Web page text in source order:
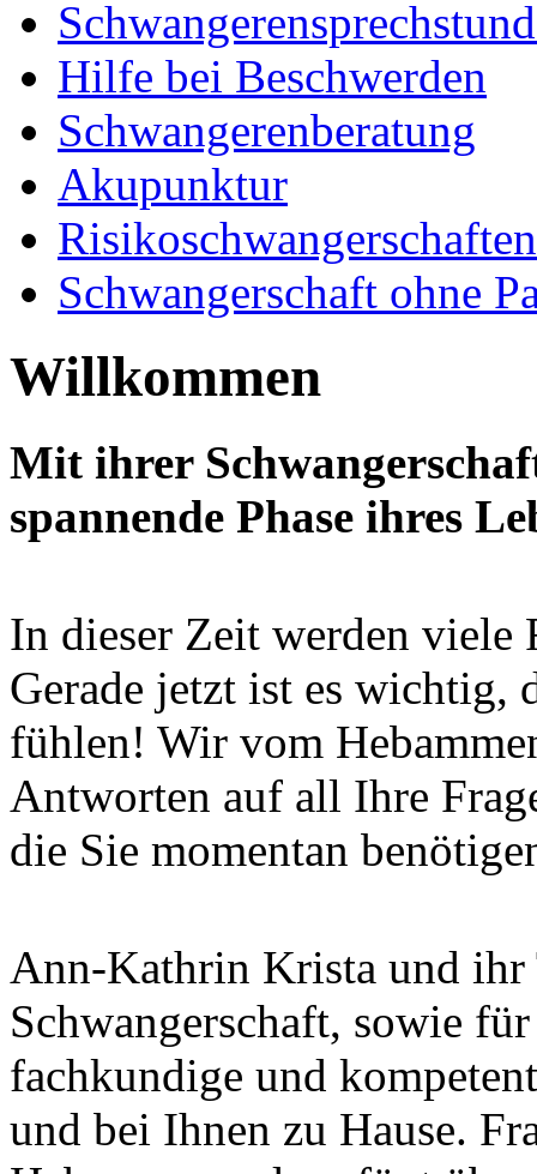
Hilfe bei Beschwerden
Schwangerenberatung
Akupunktur
Risikoschwangerschaften
Schwangerschaft ohne
Willkommen
Mit ihrer
spannende Phase ihres
In dieser Zeit werden viele
Gerade jetzt ist es wichtig,
fühlen! Wir vom
Antworten auf all Ihre
die Sie momentan
Ann-Kathrin Krista und ihr
Schwangerschaft, sowie
fachkundige und
und bei Ihnen zu Hause.